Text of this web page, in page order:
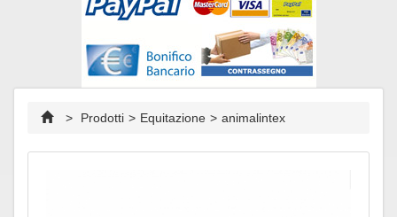
> Prodotti > Equitazione > animalintex